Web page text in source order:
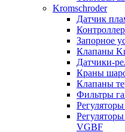
Kromschroder
Датчик
Запорное
Клапаны
Датчики-
Краны
Клапаны
Фильтры
VGBF